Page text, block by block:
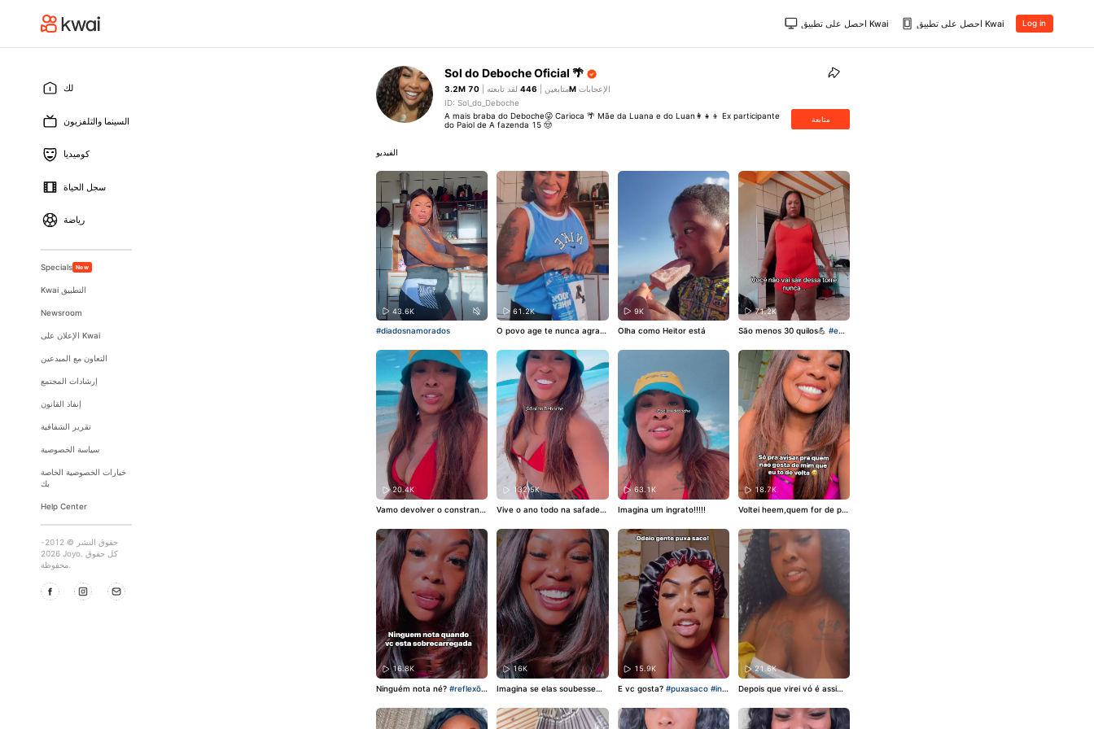
احصل على تطبيق Kwai احصل على تطبيق Kwai Log in
لك
السينما والتلفزيون
كوميديا
سجل الحياة
رياضة
Specials New
Kwai التطبيق
Newsroom
الإعلان على Kwai
التعاون مع المبدعين
إرشادات المجتمع
إنفاذ القانون
تقرير الشفافية
سياسة الخصوصية
خيارات الخصوصية الخاصة
بك
Help Center
حقوق النشر © 2012-
2026 Joyo. كل حقوق
Sol do Deboche Oficial 🌴
3.2M متابعين | 446لقد تابعته | 70M الإعجابات
ID: Sol_do_Deboche
A mais braba do Deboche😜 Carioca 🌴 Mãe da Luana e do Luan👩‍👧‍👦 Ex participante
do Paiol de A fazenda 15 🤠
متابعة
الفيديو
43.6K
#diadosnamorados
61.2K
O povo age te nunca agrad
9K
Olha como Heitor está
71.2K
São menos 30 quilos💪#em
20.4K
Vamo devolver o constrangi
132.5K
Vive o ano todo na safade
63.1K
Imagina um ingrato!!!!!
18.7K
Voltei heem,quem for de pa
16.8K
Ninguém nota né?#reflexõe
16K
Imagina se elas soubessem
Pascoa #morenailuminada
15.9K
E vc gosta? #puxasaco #indi
21.6K
Depois que virei vó é assim